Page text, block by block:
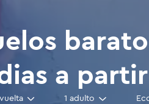
a
1 adulto